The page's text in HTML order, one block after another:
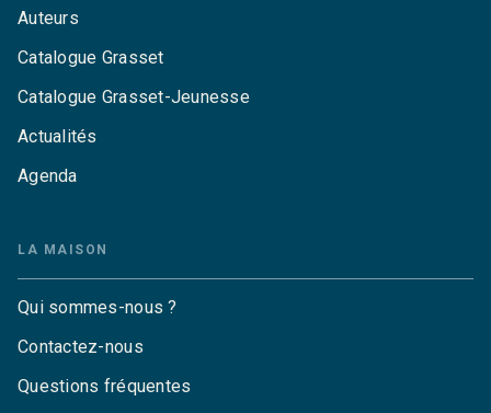
Auteurs
Catalogue Grasset
Catalogue Grasset-Jeunesse
Actualités
Agenda
LA MAISON
Qui sommes-nous ?
Contactez-nous
Questions fréquentes